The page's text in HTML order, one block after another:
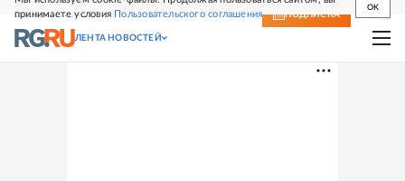
принимаете условия Пользовательского соглашения
OK
СВЕЖИЙ НОМЕР ПОДПИСКА
ЛЕНТА НОВОСТЕЙ